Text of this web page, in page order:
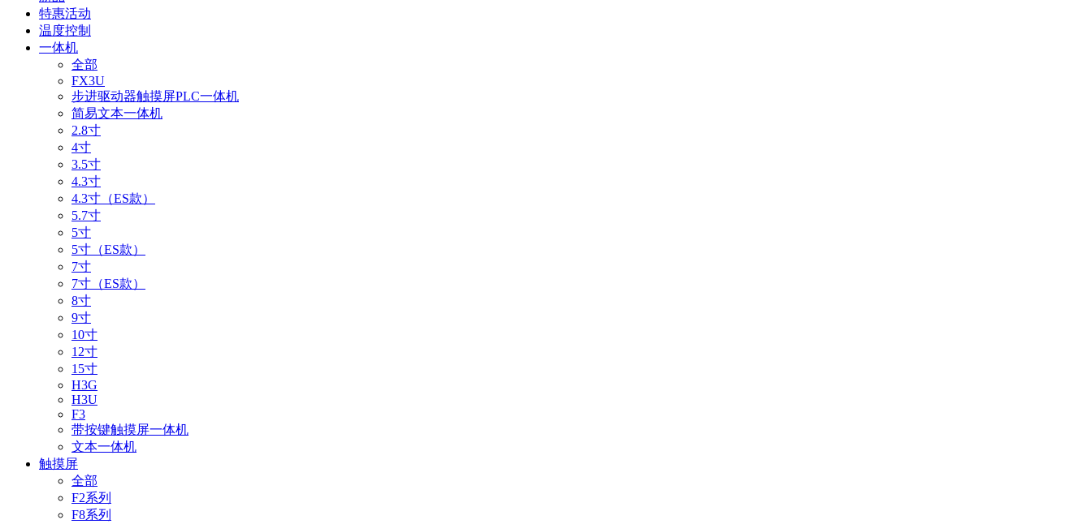
特惠活动
温度控制
一体机
全部
FX3U
步进驱动器触摸屏PLC一体机
简易文本一体机
2.8寸
4寸
3.5寸
4.3寸
4.3寸（ES款）
5.7寸
5寸
5寸（ES款）
7寸
7寸（ES款）
8寸
9寸
10寸
12寸
15寸
H3G
H3U
F3
带按键触摸屏一体机
文本一体机
触摸屏
全部
F2系列
F8系列